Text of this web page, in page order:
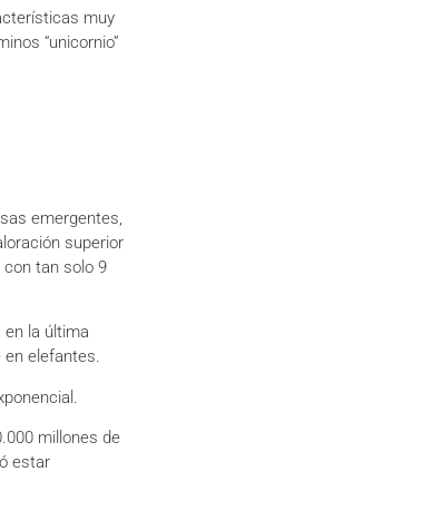
muy
“unicornio”
emergentes,
superior
tan solo 9
la última
en elefantes.
millones de
estar